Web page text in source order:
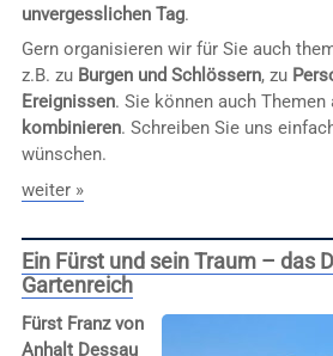
unvergesslichen Tag.
Gern organisieren wir für Sie auch
z.B. zu Burgen und Schlössern, zu
Ereignissen. Sie können auch
kombinieren. Schreiben Sie uns
wünschen.
weiter »
Ein Fürst und sein Traum – das
Gartenreich
Fürst Franz von
Anhalt Dessau